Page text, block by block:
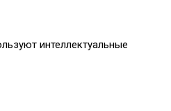
интеллектуальные